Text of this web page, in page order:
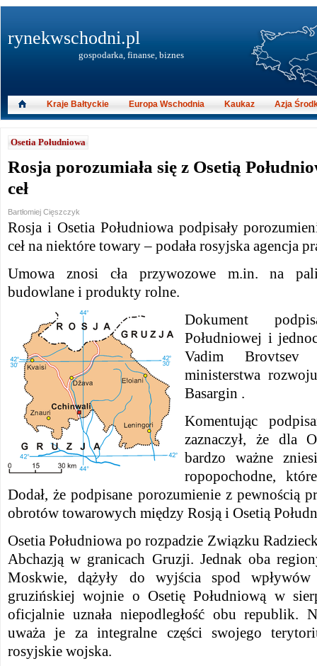
Osetia Południowa
Rosja porozumiała się z Osetią
ceł
Bartłomiej Cięszczyk
Rosja i Osetia Południowa podpisały
ceł na niektóre towary – podała rosyjska agencja
Umowa znosi cła przywozowe m.in. na
budowlane i produkty rolne.
Dokument
Południowej i
Vadim
ministerstwa
Basargin .
Komentując
zaznaczył, że dla
bardzo ważne
ropopochodne,
Dodał, że podpisane porozumienie z pewnością
obrotów towarowych między Rosją i Osetią
Osetia Południowa po rozpadzie Związku
Abchazją w granicach Gruzji. Jednak oba
Moskwie, dążyły do wyjścia spod
gruzińskiej wojnie o Osetię Południową w
oficjalnie uznała niepodległość obu republik.
uważa je za integralne części swojego
rosyjskie wojska.
rynekwschodni.pl
gospodarka, finanse, biznes
Kraje Bałtyckie Europa Wschodnia Kaukaz Azja